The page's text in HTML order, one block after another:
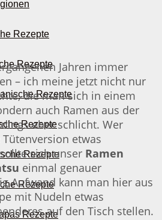
Rezepte
Rezepte
Rezepte
Rezepte
Rezepte
Rezepte
Rezepte
Jahren immer
– ich meine jetzt nicht nur
die man sich in einem
auch Ramen aus der
eher schlicht. Wer
etwas
sich unser Ramen
einmal genauer
Aufwand kann man hier aus
mit Nudeln etwas
auf den Tisch stellen.